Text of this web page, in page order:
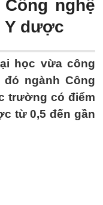
nghệ
Y dược
học vừa công
đó ngành Công
trường có điểm
từ 0,5 đến gần